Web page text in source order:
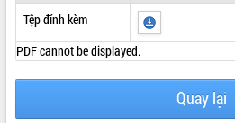
Tệp đính kèm
PDF cannot be displayed.
Quay lại